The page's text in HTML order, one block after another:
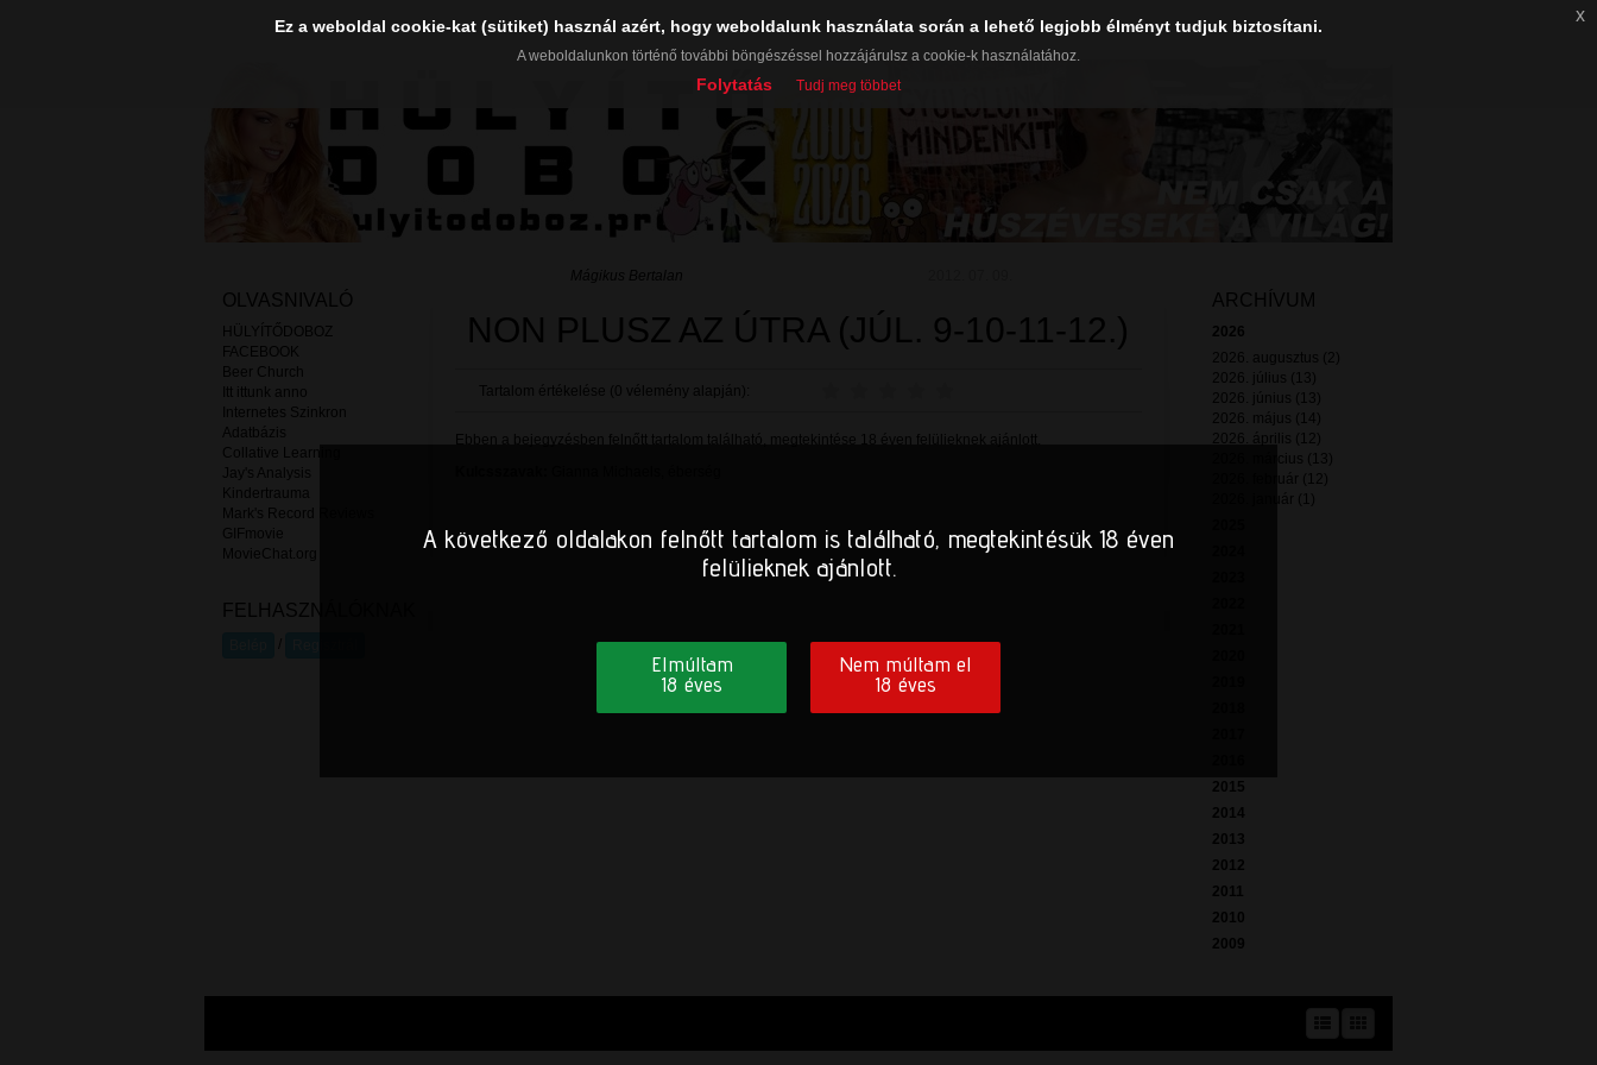
Mágikus Bertalan
NON PLUSZ AZ ÚTRA (JÚL. 9-10-11-12.)
Tartalom értékelése (0 vélemény alapján):
Ebben a bejegyzésben felnőtt tartalom található, megtekintése 18 éven felülieknek ajánlott.
OLVASNIVALÓ
HÜLYÍTŐDOBOZ
FACEBOOK
Beer Church
Itt ittunk anno
Internetes Szinkron
Adatbázis
Collative Learning
Jay's Analysis
Kindertrauma
Mark's Record Reviews
GIFmovie
MovieChat.org
FELHASZNÁLÓKNAK
ARCHÍVUM
2026
2026. augusztus (2)
2026. július (13)
2026. június (13)
2026. május (14)
2026. április (12)
2026. március (13)
2026. február (12)
2026. január (1)
2015
2014
2013
2012
2011
2010
2009
A következő oldalakon felnőtt tartalom is található, megtekintésük 18 éven
felülieknek ajánlott.
Elmúltam
18 éves
Nem múltam el
18 éves
Ez a weboldal cookie-kat (sütiket) használ azért, hogy weboldalunk használata során a lehető legjobb élményt tudjuk biztosítani.
A weboldalunkon történő további böngészéssel hozzájárulsz a cookie-k használatához.
Folytatás Tudj meg többet
x